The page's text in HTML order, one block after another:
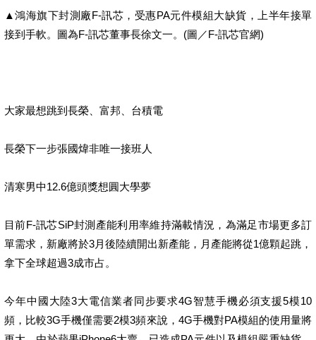
▲鴻海旗下封測廠F-訊芯，受惠PA元件模組大缺貨，上半年接單
接到手軟。圖為F-訊芯董事長徐文一。(圖／F-訊芯官網)
大家最想跳到長榮、富邦、台積電
長榮下一步張國煒非唯一接班人
清寒男中12.6億頭獎想圓大學夢
目前F-訊芯SiP封測產能利用率維持滿載情況，為滿足市場更多訂
單需求，新廠將於3月後陸續開出新產能，月產能將從1億顆起跳，
拿下全球超過3成市占。
今年中國大陸3大電信業者同步要求4G智慧手機必須支援5模10
頻，比較3G手機僅需要2模3頻來說，4G手機對PA模組的使用量將